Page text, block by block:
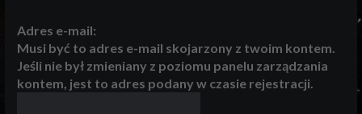
Adres e-mail:
Musi być to adres e-mail skojarzony z twoim kontem.
Jeśli nie był zmieniany z poziomu panelu zarządzania
kontem, jest to adres podany w czasie rejestracji.